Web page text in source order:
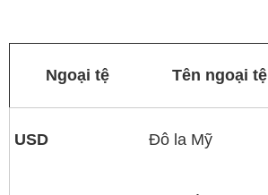
Ngoại tệ Tên ngoại tệ
USD Đô la Mỹ